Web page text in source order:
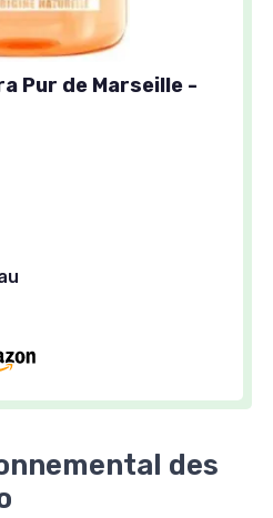
Pur de Marseille -
des
Pamplemousse &